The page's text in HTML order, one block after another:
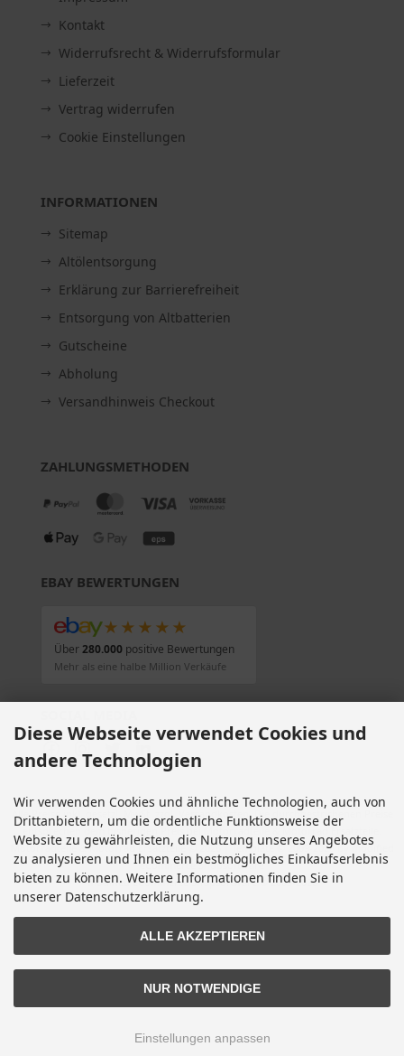
Kontakt
Widerrufsrecht & Widerrufsformular
Lieferzeit
Vertrag widerrufen
Cookie Einstellungen
INFORMATIONEN
Sitemap
Altölentsorgung
Erklärung zur Barrierefreiheit
Entsorgung von Altbatterien
Gutscheine
Abholung
Versandhinweis Checkout
ZAHLUNGSMETHODEN
EBAY BEWERTUNGEN
★★★★★
Über280.000positive Bewertungen
Mehr als eine halbe Million Verkäufe
Alle Preise inkl. gesetzl. MwSt. zzgl. Versandkosten . Die durchgestrichenen Preise
entsprechen dem bisherigen Preis bei Motorradteile & Motorrad Ersatzteile.
Motorradteile & Motorrad Ersatzteile © 2026 | Template © 2009-2026 by modified
eCommerce Shopsoftware
modified eCommerce Shopsoftware © 2009-2026
Diese Webseite verwendet Cookies und
andere Technologien
Wir verwenden Cookies und ähnliche Technologien, auch von
Drittanbietern, um die ordentliche Funktionsweise der
Website zu gewährleisten, die Nutzung unseres Angebotes
zu analysieren und Ihnen ein bestmögliches Einkaufserlebnis
bieten zu können. Weitere Informationen finden Sie in
unserer Datenschutzerklärung.
ALLE AKZEPTIEREN
NUR NOTWENDIGE
Einstellungen anpassen